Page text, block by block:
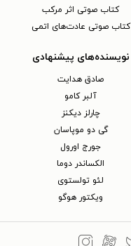
کتاب صوتی اثر مرکب
کتاب صوتی عادت‌های اتمی
نویسنده‌های پیشنهادی
صادق هدایت
آلبر کامو
چارلز دیکنز
گی دو موپاسان
جورج اورول
الکساندر دوما
لئو تولستوی
ویکتور هوگو